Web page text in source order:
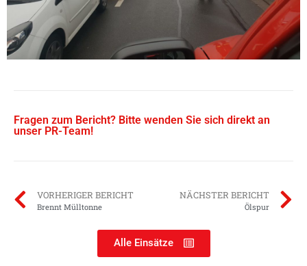
Fragen zum Bericht? Bitte wenden Sie sich direkt an
unser PR-Team!
VORHERIGER BERICHT
Brennt Mülltonne
NÄCHSTER BERICHT
Ölspur
Alle Einsätze